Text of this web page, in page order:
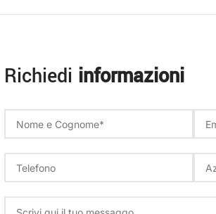
Richiedi informazioni